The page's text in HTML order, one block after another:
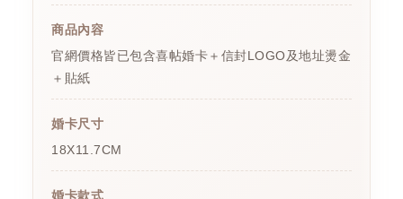
商品內容
官網價格皆已包含喜帖婚卡＋信封LOGO及地址燙金
＋貼紙
婚卡尺寸
18X11.7CM
婚卡款式